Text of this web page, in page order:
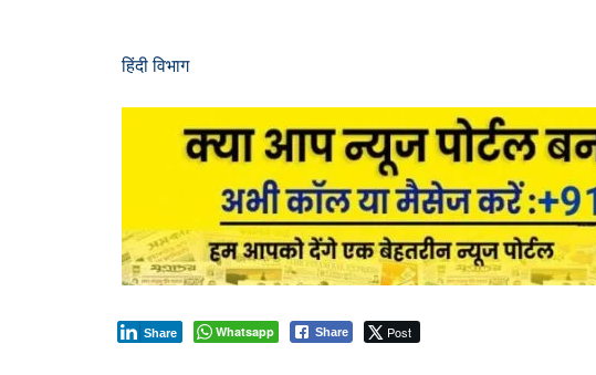
हिंदी विभाग
Whatsapp Share Post
Share